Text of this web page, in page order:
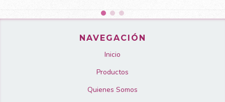
NAVEGACIÓN
Inicio
Productos
Quienes Somos